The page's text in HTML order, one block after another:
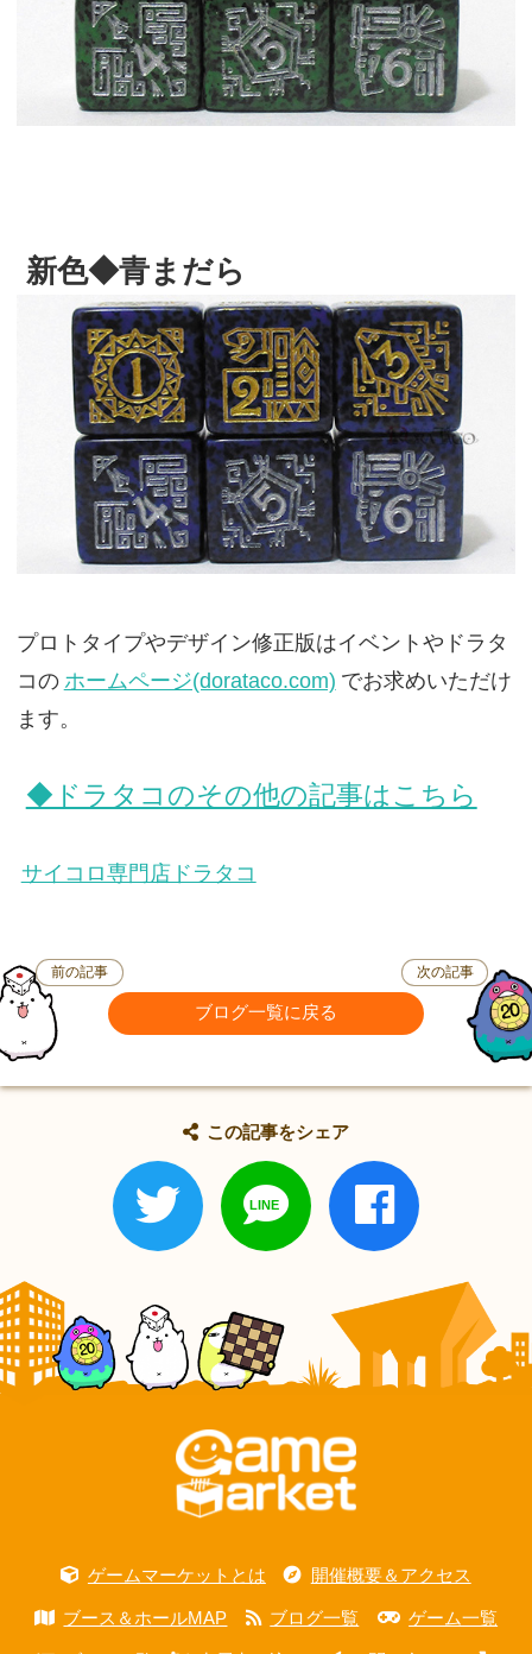
新色◆青まだら
プロトタイプやデザイン修正版はイベントやドラタ
コの ホームページ(dorataco.com) でお求めいただけ
ます。
◆ドラタコのその他の記事はこちら
サイコロ専門店ドラタコ
前の記事
ブログ一覧に戻る
次の記事
この記事をシェア
ゲームマーケットとは 開催概要＆アクセス
ブース＆ホールMAP ブログ一覧 ゲーム一覧